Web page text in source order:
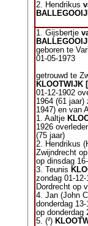
2. Hendrikus
1. Gijsbertje
geboren te
01-05-1973
getrouwd te
KLOOTWIJK
01-12-1902
1964 (61 jaar)
1947) en van
1. Aaltje
1926
(75 jaar)
2. Hendrikus
Zwijndrecht
op dinsdag
3. Teunis
zondag 01-
Dordrecht op
4. Jan (John
donderdag
op donderdag
5. (²)